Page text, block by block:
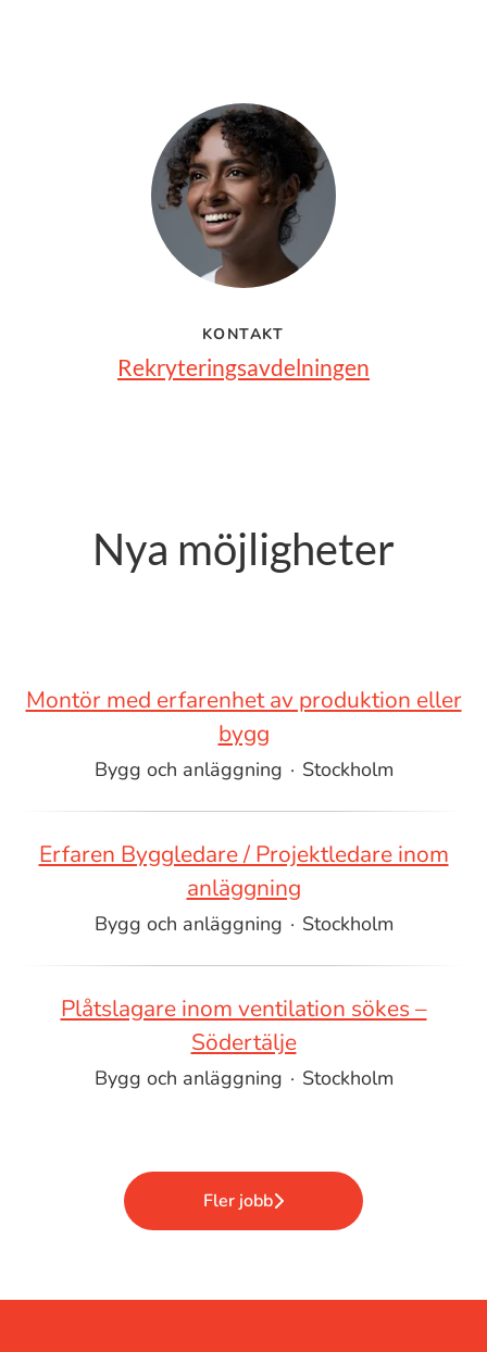
KONTAKT
Rekryteringsavdelningen
Nya möjligheter
Montör med erfarenhet av produktion eller
bygg
Bygg och anläggning · Stockholm
Erfaren Byggledare / Projektledare inom
anläggning
Bygg och anläggning · Stockholm
Plåtslagare inom ventilation sökes –
Södertälje
Bygg och anläggning · Stockholm
Fler jobb